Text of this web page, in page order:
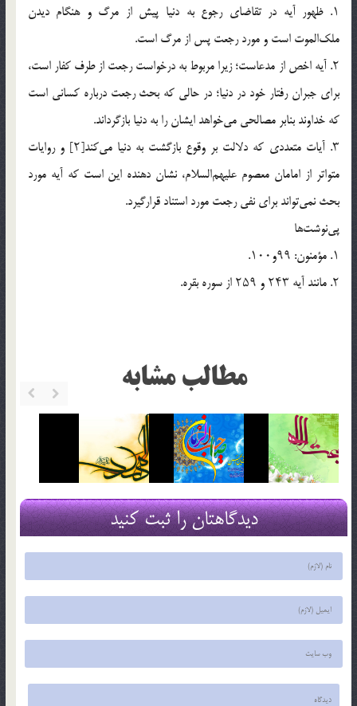
۱. ظهور آیه در تقاضای رجوع به دنیا پیش از مرگ و هنگام دیدن
ملک‌الموت است و مورد رجعت پس از مرگ است.
۲. آیه اخص از مدعاست؛ زیرا مربوط به درخواست رجعت از طرف کفار است،
برای جبران رفتار خود در دنیا؛ در حالی که بحث رجعت درباره کسانی است
که خداوند بنابر مصالحی می‌خواهد ایشان را به دنیا بازگرداند.
۳. آیات متعددی که دلالت بر وقوع بازگشت به دنیا می‌کند[۲] و روایات
متواتر از امامان معصوم علیهم‌السلام، نشان دهنده این است که آیه مورد
بحث نمی‌تواند برای نفی رجعت مورد استناد قرار‌گیرد.
پی‌نوشت‌ها
۱. مؤمنون: ۹۹و۱۰۰.
۲. مانند آیه ۲۴۳ و ۲۵۹ از سوره بقره.
مطالب مشابه
دیدگاهتان را ثبت کنید